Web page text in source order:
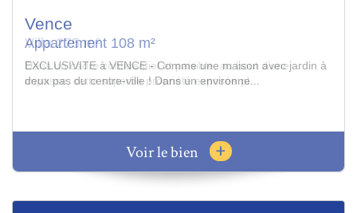
Vence
Villa 275 m²
Dans un cadre confidentiel et paisible, au bout d’une
impasse, cette superbe propriété exposée pl...
Voir le bien +